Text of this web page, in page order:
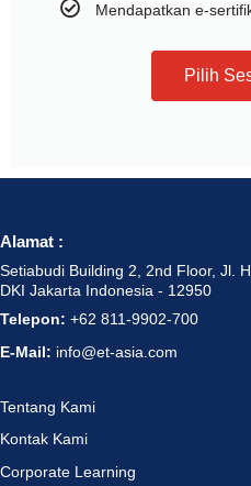
Mendapatkan e-
Pilih
Alamat :
Setiabudi Building 2, 2nd Floor, Jl.
DKI Jakarta Indonesia - 12950
Telepon: +62 811-9902-700
E-Mail: info@et-asia.com
Tentang Kami
Kontak Kami
Corporate Learning